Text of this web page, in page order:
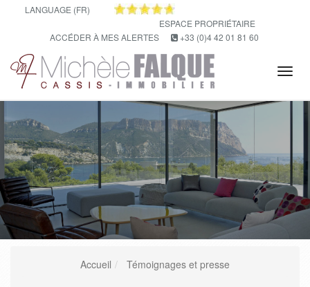
LANGUAGE (FR)
ESPACE PROPRIÉTAIRE
ACCÉDER À MES ALERTES
+33 (0)4 42 01 81 60
Accueil Témoignages et presse